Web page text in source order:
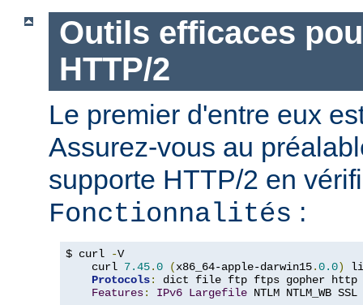
Outils efficaces
HTTP/2
Le premier d'entre eux
Assurez-vous au
supporte HTTP/2 en
Fonctionnalités :
$ curl -V
    curl
7.45.0 (x86_64-apple-darwin15.0.0)
Protocols:
dict file ftp ftps gopher http
Features: IPv6 Largefile NTLM NTLM_WB